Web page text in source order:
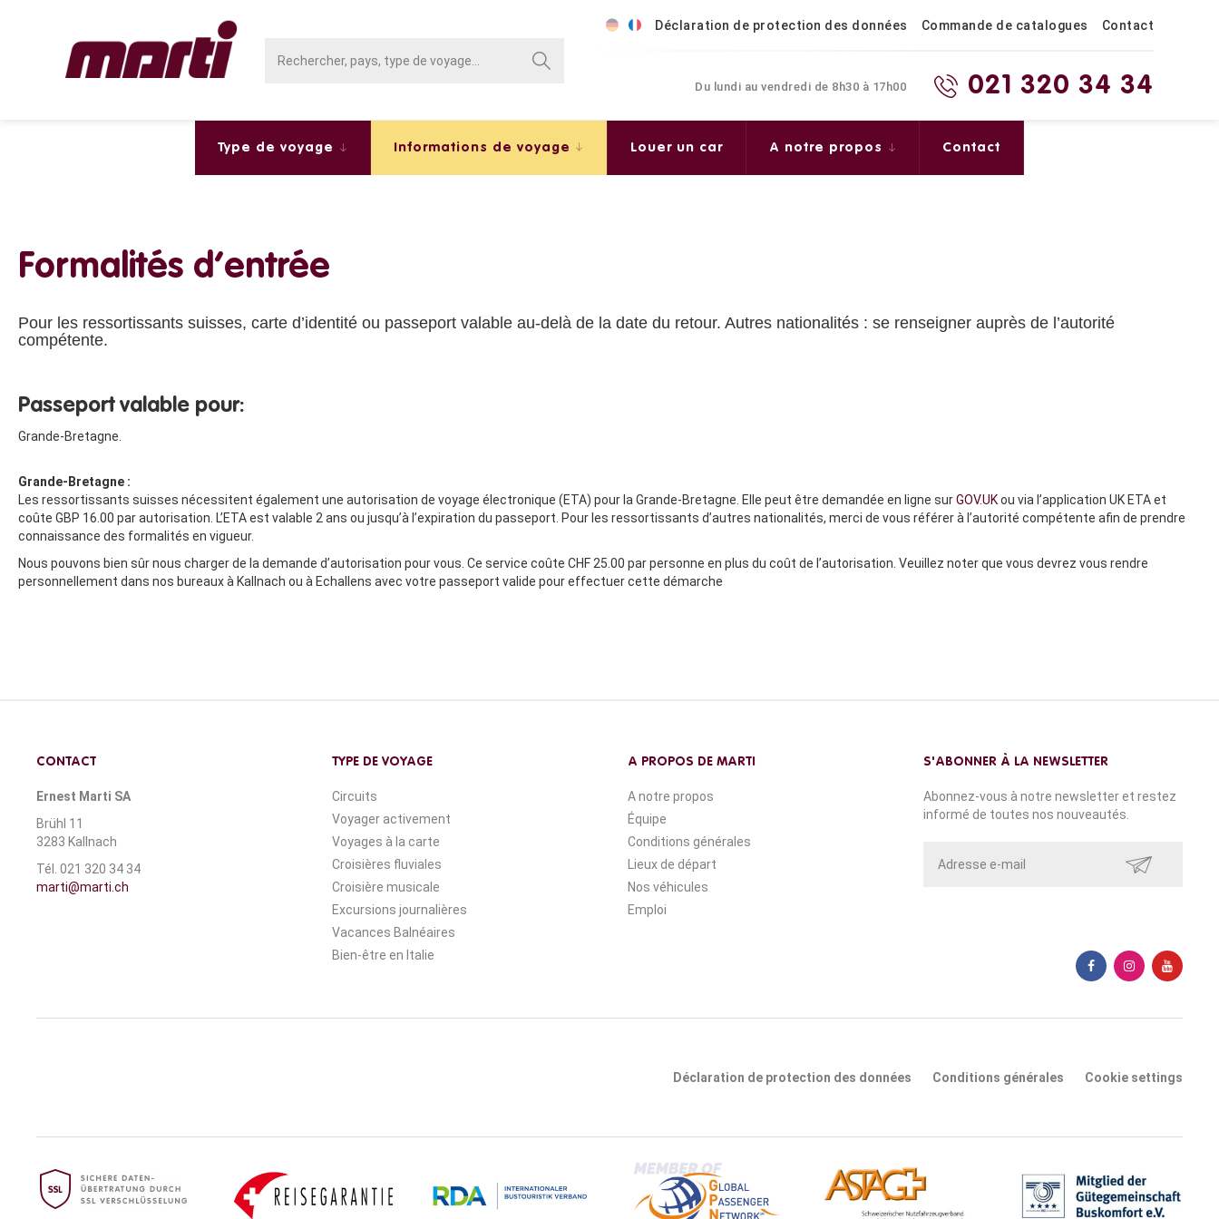
Déclaration de protection des données Commande de catalogues Contact
Du lundi au vendredi de 8h30 à 17h00 021 320 34 34
Type de voyage Informations de voyage Louer un car A notre propos Contact
Formalités d’entrée
Pour les ressortissants suisses, carte d’identité ou passeport valable au-delà de la date du retour. Autres nationalités : se renseigner auprès de l’autorité
compétente.
Passeport valable pour:
Grande-Bretagne.
Grande-Bretagne :
Les ressortissants suisses nécessitent également une autorisation de voyage électronique (ETA) pour la Grande-Bretagne. Elle peut être demandée en ligne surGOV.UKou via l’application UK ETA et
coûte GBP 16.00 par autorisation. L’ETA est valable 2 ans ou jusqu’à l’expiration du passeport. Pour les ressortissants d’autres nationalités, merci de vous référer à l’autorité compétente afin de prendre
connaissance des formalités en vigueur.
Nous pouvons bien sûr nous charger de la demande d’autorisation pour vous. Ce service coûte CHF 25.00 par personne en plus du coût de l’autorisation. Veuillez noter que vous devrez vous rendre
personnellement dans nos bureaux à Kallnach ou à Echallens avec votre passeport valide pour effectuer cette démarche
CONTACT
Ernest Marti SA
Brühl 11
3283 Kallnach
Tél. 021 320 34 34
marti@marti.ch
TYPE DE VOYAGE
Circuits
Voyager activement
Voyages à la carte
Croisières fluviales
Croisière musicale
Excursions journalières
Vacances Balnéaires
Bien-être en Italie
A PROPOS DE MARTI
A notre propos
Équipe
Conditions générales
Lieux de départ
Nos véhicules
Emploi
S'ABONNER À LA NEWSLETTER
Abonnez-vous à notre newsletter et restez
informé de toutes nos nouveautés.
ENVOYER
Déclaration de protection des données Conditions générales Cookie settings